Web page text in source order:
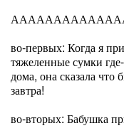
во-первых: Когда я
тяжеленные сумки
дома, она сказала что
завтра!
во-вторых: Бабушка